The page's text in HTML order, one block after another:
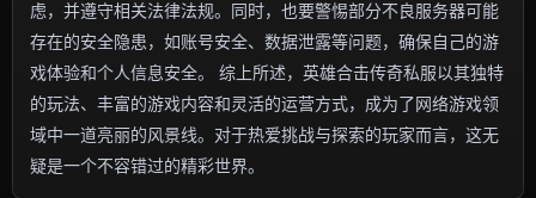
虑，并遵守相关法律法规。同时，也要警惕部分不良服务器可能
存在的安全隐患，如账号安全、数据泄露等问题，确保自己的游
戏体验和个人信息安全。 综上所述，英雄合击传奇私服以其独特
的玩法、丰富的游戏内容和灵活的运营方式，成为了网络游戏领
域中一道亮丽的风景线。对于热爱挑战与探索的玩家而言，这无
疑是一个不容错过的精彩世界。